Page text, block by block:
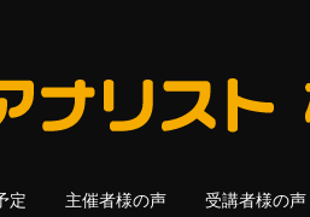
定 主催者様の声 受講者様の声